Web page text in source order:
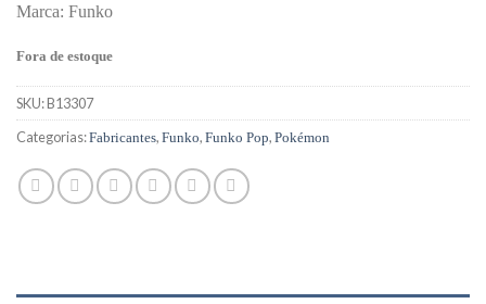
Marca: Funko
Fora de estoque
SKU:B13307
Categorias:Fabricantes, Funko, Funko Pop, Pokémon